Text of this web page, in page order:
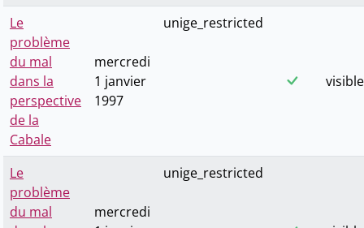
Le
problème
du mal
dans la
perspective
de la
Cabale
mercredi
1 janvier
1997
unige_restricted
visible
Le
problème
du mal
mercredi
unige_restricted